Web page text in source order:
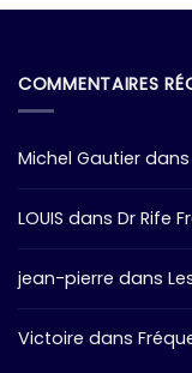
COMMENTAIRES
Michel Gautier dans
LOUIS dans Dr Rife
jean-pierre dans
Victoire dans